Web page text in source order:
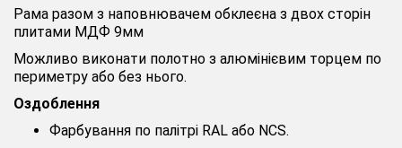
Рама разом з наповнювачем обклеєна з двох сторін
плитами МДФ 9мм
Можливо виконати полотно з алюмінієвим торцем по
периметру або без нього.
Оздоблення
Фарбування по палітрі RAL або NCS.